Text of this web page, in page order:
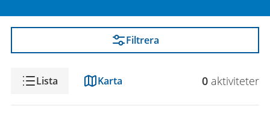
Filtrera
VisningLista Karta 0 aktiviteter